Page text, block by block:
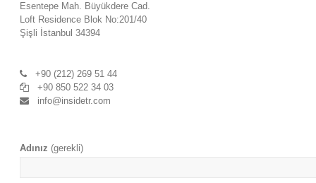
Esentepe Mah. Büyükdere Cad.
Loft Residence Blok No:201/40
Şişli İstanbul 34394
+90 (212) 269 51 44
+90 850 522 34 03
info@insidetr.com
Adınız (gerekli)